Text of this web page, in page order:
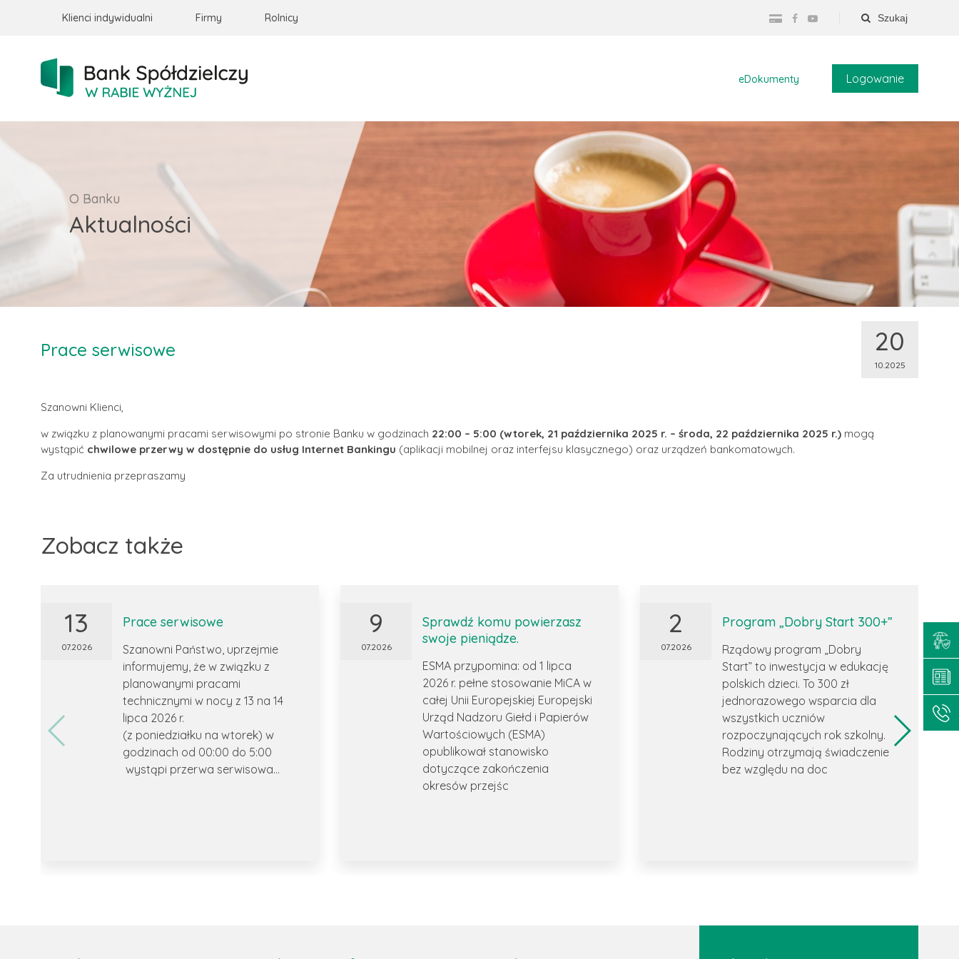
eDokumenty Logowanie
Klienci indywidualni Firmy Rolnicy Szukaj
O Banku
Aktualności
Prace serwisowe 20
10.2025
Szanowni Klienci,
w związku z planowanymi pracami serwisowymi po stronie Banku w godzinach 22:00 – 5:00 (wtorek, 21 października 2025 r. – środa, 22 października 2025 r.) mogą
wystąpić chwilowe przerwy w dostępnie do usług Internet Bankingu (aplikacji mobilnej oraz interfejsu klasycznego) oraz urządzeń bankomatowych.
Za utrudnienia przepraszamy
Zobacz także
13
07.2026
Prace serwisowe
Szanowni Państwo, uprzejmie
informujemy, że w związku z
planowanymi pracami
technicznymi w nocy z 13 na 14
lipca 2026 r.
(z poniedziałku na wtorek) w
godzinach od 00:00 do 5:00
wystąpi przerwa serwisowa...
9
07.2026
Sprawdź komu powierzasz
swoje pieniądze.
ESMA przypomina: od 1 lipca
2026 r. pełne stosowanie MiCA w
całej Unii Europejskiej Europejski
Urząd Nadzoru Giełd i Papierów
Wartościowych (ESMA)
opublikował stanowisko
dotyczące zakończenia
okresów przejśc
2
07.2026
Program „Dobry Start 300+”
Rządowy program „Dobry
Start” to inwestycja w edukację
polskich dzieci. To 300 zł
jednorazowego wsparcia dla
wszystkich uczniów
rozpoczynających rok szkolny.
Rodziny otrzymają świadczenie
bez względu na doc